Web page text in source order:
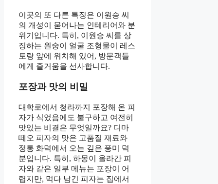
이곳의 또 다른 특징은 이원승 씨
의 개성이 묻어나는 인테리어와 분
위기입니다. 특히, 이원승 씨를 상
징하는 원숭이 얼굴 조형물이 레스
토랑 앞에 위치해 있어, 방문객들
에게 즐거움을 선사합니다.
포장과 맛의 비밀
대학로에서 청라까지 포장해 온 피
자가 식었음에도 불구하고 여전히
맛있는 비결은 무엇일까요? 디마
떼오 피자의 맛은 고품질 재료와
정통 화덕에서 오는 깊은 풍미 덕
분입니다. 특히, 하몽이 올라간 피
자와 같은 일부 메뉴는 포장이 어
렵지만, 먹다 남긴 피자는 집에서